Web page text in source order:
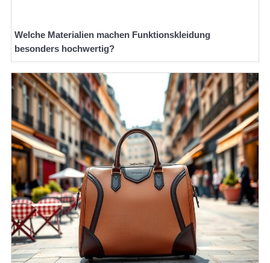
Welche Materialien machen Funktionskleidung
besonders hochwertig?